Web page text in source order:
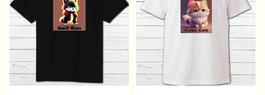
黒Tシャツ PBブランド
半袖 デザイン コラボ J
袖 デザイン コラボ H-
7